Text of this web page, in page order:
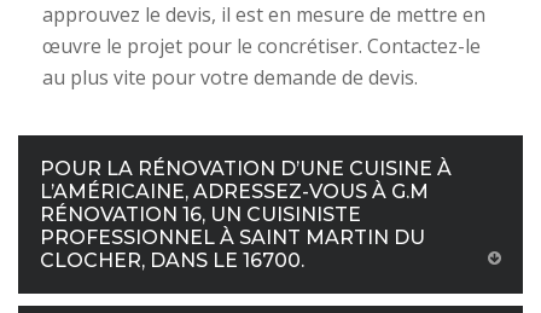
approuvez le devis, il est en mesure de mettre en
œuvre le projet pour le concrétiser. Contactez-le
au plus vite pour votre demande de devis.
POUR LA RÉNOVATION D’UNE CUISINE À
L’AMÉRICAINE, ADRESSEZ-VOUS À G.M
RÉNOVATION 16, UN CUISINISTE
PROFESSIONNEL À SAINT MARTIN DU
CLOCHER, DANS LE 16700.